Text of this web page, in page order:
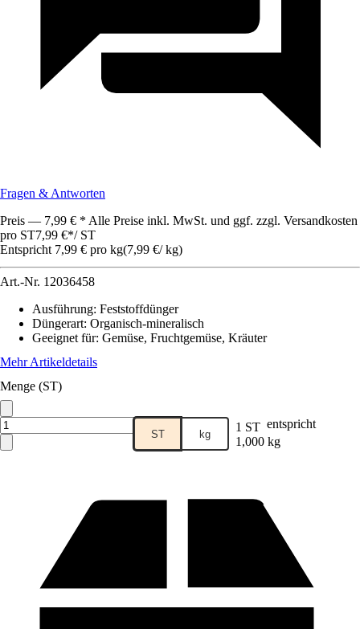
Fragen & Antworten
Preis — 7,99 € * Alle Preise inkl. MwSt. und ggf. zzgl. Versandkosten
pro ST7,99 €*/ ST
Entspricht 7,99 € pro kg(7,99 €/ kg)
Art.-Nr. 12036458
Ausführung: Feststoffdünger
Düngerart: Organisch-mineralisch
Geeignet für: Gemüse, Fruchtgemüse, Kräuter
Mehr Artikeldetails
Menge (ST)
ST kg 1 ST entspricht
1,000 kg